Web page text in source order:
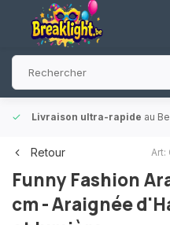
Livraison ultra-rapide au
Retour Art:
Funny Fashion
cm - Araignée